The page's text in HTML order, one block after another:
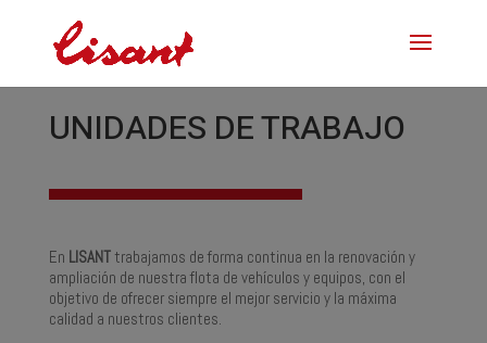
UNIDADES DE TRABAJO
En LISANTtrabajamos de forma continua en la renovación y
ampliación de nuestra flota de vehículos y equipos, con el
objetivo de ofrecer siempre el mejor servicio y la máxima
calidad a nuestros clientes.